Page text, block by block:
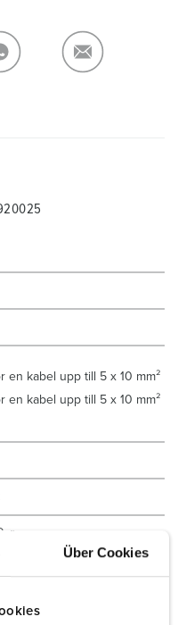
Über Cookies
LÄGG TILL
en kabel upp till 5 x 10 mm²
en kabel upp till 5 x 10 mm²
g